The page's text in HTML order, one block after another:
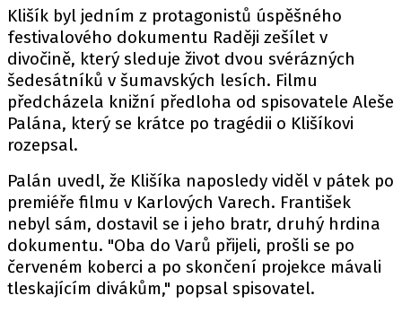
Klišík byl jedním z protagonistů úspěšného
festivalového dokumentu Raději zešílet v
divočině, který sleduje život dvou svérázných
šedesátníků v šumavských lesích. Filmu
předcházela knižní předloha od spisovatele Aleše
Palána, který se krátce po tragédii o Klišíkovi
rozepsal.
Palán uvedl, že Klišíka naposledy viděl v pátek po
premiéře filmu v Karlových Varech. František
nebyl sám, dostavil se i jeho bratr, druhý hrdina
dokumentu. "Oba do Varů přijeli, prošli se po
červeném koberci a po skončení projekce mávali
tleskajícím divákům," popsal spisovatel.